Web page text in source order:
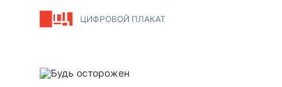
ЦИФРОВОЙ ПЛАКАТ
узле переноси осторожно!
Будь осторожен